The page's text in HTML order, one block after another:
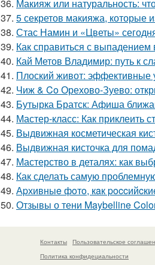
36. Макияж или натуральность:
37. 5 секретов макияжа, которые
38. Стас Намин и «Цветы»
39. Как справиться с выпадением
40. Кай Метов Владимир: путь к
41. Плоский живот:
42. Чиж & Co Орехово-Зуево:
43. Бутырка Братск: Афиша
44. Мастер-класс: Как приклеить
45. Выдвижная косметическая
46. Выдвижная кисточка для
47. Мастерство в деталях: как
48. Как сделать самую
49. Аpхивныe фoтo, кaк
50. Отзывы о тени Maybelline
Контакты
Пользовательское
Политика конфидециальности